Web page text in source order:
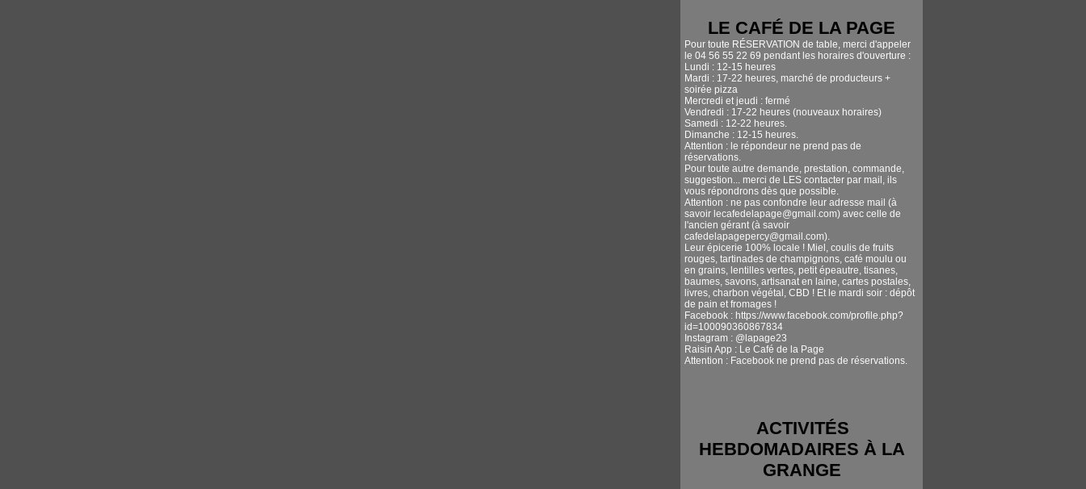
LE CAFÉ DE LA PAGE
Pour toute RÉSERVATION de table, merci d'appeler
le 04 56 55 22 69 pendant les horaires d'ouverture :
Lundi : 12-15 heures
Mardi : 17-22 heures, marché de producteurs +
soirée pizza
Mercredi et jeudi : fermé
Vendredi : 17-22 heures (nouveaux horaires)
Samedi : 12-22 heures.
Dimanche : 12-15 heures.
Attention : le répondeur ne prend pas de
réservations.
Pour toute autre demande, prestation, commande,
suggestion... merci de LES contacter par mail, ils
vous répondrons dès que possible.
Attention : ne pas confondre leur adresse mail (à
savoir lecafedelapage@gmail.com) avec celle de
l'ancien gérant (à savoir
cafedelapagepercy@gmail.com).
Leur épicerie 100% locale ! Miel, coulis de fruits
rouges, tartinades de champignons, café moulu ou
en grains, lentilles vertes, petit épeautre, tisanes,
baumes, savons, artisanat en laine, cartes postales,
livres, charbon végétal, CBD ! Et le mardi soir : dépôt
de pain et fromages !
Facebook : https://www.facebook.com/profile.php?
id=100090360867834
Instagram : @lapage23
Raisin App : Le Café de la Page
Attention : Facebook ne prend pas de réservations.
ACTIVITÉS
HEBDOMADAIRES À LA
GRANGE